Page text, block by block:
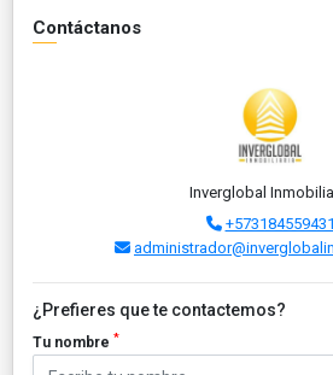
Contáctanos
Inverglobal
+573184559431
¿Prefieres que te contactemos?
Tu nombre *